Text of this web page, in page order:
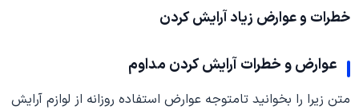
خطرات و عوارض زیاد آرایش کردن
عوارض و خطرات آرایش کردن مداوم
متن زیرا را بخوانید تامتوجه عوارض استفاده روزانه از لوازم آرایش